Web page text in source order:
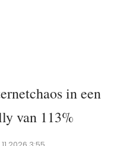
in een
van 113%